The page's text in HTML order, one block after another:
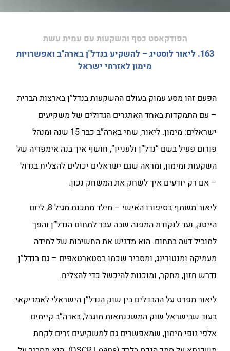
הפודקאסט כסף והשקעות עם עמית עשת
163. ליאור לוסטיג – להשקיע בנדל"ן בארה"ב ואפשרויות
מימון לאזרחי ישראל
הפעם זהו מסע עמוק בעולם ההשקעות בנדל”ן בארצות הברית
– עם התמקדות באחד האתגרים הגדולים של משקיעים
ישראלים: מימון. ליאור, שחי בארה”ב כבר 15 שנה ומנהל
פורום פעיל בשם “נדל”ן ולעניין”, חושף איך בנה אימפריה של
השקעות ומימון, ומראה שגם ישראלים יכולים להצליח בגדול
– אם רק יודעים איך לשחק את המשחק נכון.
ליאור משתף בסיפורו האישי – מילד מתכנת מגיל 8, ליזם
הייטק, ועד לנקודת המפנה שבה עבר לתחום הנדל”ן והפך
למוביל דעה בתחום. הוא מדגיש את החשיבות של למידה
מעמיקה ומנטורינג, ומסביר שכמו בסטארטאפים – גם בנדל”ן
נדרש חזון, מחקר, ומוכנות להיכשל כדי להצליח.
ליאור מפרט על ההבדלים בין שוק הנדל”ן הישראלי לאמריקאי:
בעוד שבישראל שוק המשכנתאות מוגבל, בארה”ב קיימים
אלפי גופי מימון, שמאפשרים גם למשקיעים זרים לקחת